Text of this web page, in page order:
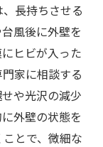
長持ちさせる
風後に外壁を
ヒビが入った
家に相談する
や光沢の減少
外壁の状態を
とで、微細な